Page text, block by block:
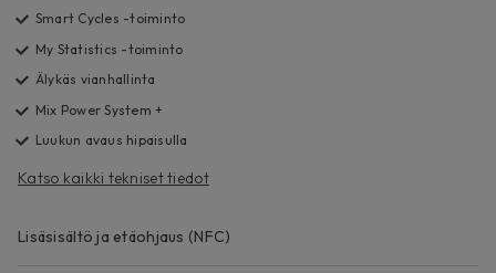
Smart Cycles -toiminto
My Statistics -toiminto
Älykäs vianhallinta
Mix Power System +
Luukun avaus hipaisulla
Katso kaikki tekniset tiedot
Lisäsisältö ja etäohjaus (NFC)